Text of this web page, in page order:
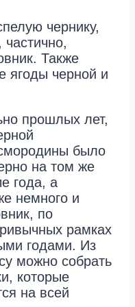
чернику,
частично,
Также
ягоды черной и
прошлых лет,
было
на том же
года, а
немного и
по
рамках
годами. Из
можно собрать
которые
на всей